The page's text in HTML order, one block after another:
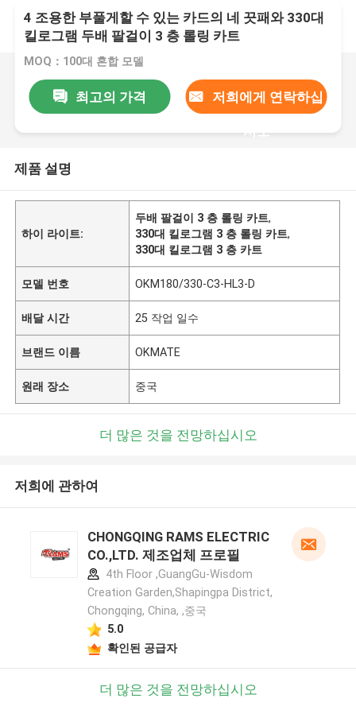
4 조용한 부풀게할 수 있는 카드의 네 끗패와 330대
킬로그램 두배 팔걸이 3 층 롤링 카트
MOQ：100대 혼합 모델
최고의 가격 저희에게 연락하십
시오
제품 설명
하이 라이트:
두배 팔걸이 3 층 롤링 카트,
330대 킬로그램 3 층 롤링 카트,
330대 킬로그램 3 층 카트
모델 번호 OKM180/330-C3-HL3-D
배달 시간 25 작업 일수
브랜드 이름 OKMATE
원래 장소 중국
더 많은 것을 전망하십시오
저희에 관하여
CHONGQING RAMS ELECTRIC
CO.,LTD. 제조업체 프로필
4th Floor ,GuangGu-Wisdom
Creation Garden,Shapingpa District,
Chongqing, China, ,중국
5.0
확인된 공급자
더 많은 것을 전망하십시오